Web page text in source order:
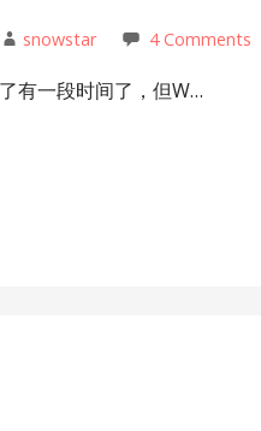
snowstar 4 Comments
有一段时间了，但W…